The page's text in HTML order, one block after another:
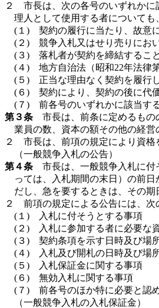
２ 市長は、次の各号のいずれかに
理人として使用する者についても
(１) 契約の履行に当たり、故意
(２) 競争入札又はせり売りにお
(３) 落札者が契約を締結するこ
(４) 地方自治法（昭和22年法律
(５) 正当な理由なく契約を履行
(６) 契約により、契約の後に代
(７) 前各号のいずれかに該当す
第３条 市長は、前条に定めるもの
業員の数、資本の額その他の経営
２ 市長は、前項の規定により資格
（一般競争入札の公告）
第４条 市長は、一般競争入札に付
っては、入札期間の末日）の前
だし、急を要するときは、その期
２ 前項の規定による公告には、次
(１) 入札に付そうとする事項
(２) 入札に参加する者に必要な
(３) 契約条項を示す日時及び場
(４) 入札及び開札の日時及び場
(５) 入札保証金に関する事項
(６) 無効入札に関する事項
(７) 前各号のほか特に必要と認
（一般競争入札の入札保証金）